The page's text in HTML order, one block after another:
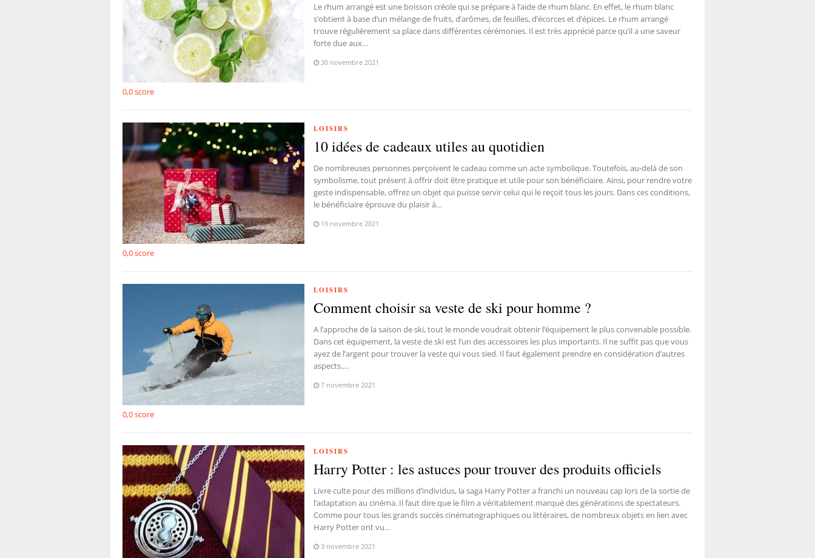
0,0score
Le rhum arrangé est une boisson créole qui se prépare à l’aide de rhum blanc. En effet, le rhum blanc
s’obtient à base d’un mélange de fruits, d’arômes, de feuilles, d’écorces et d’épices. Le rhum arrangé
trouve régulièrement sa place dans différentes cérémonies. Il est très apprécié parce qu’il a une saveur
forte due aux…
30 novembre 2021
0,0score
LOISIRS
10 idées de cadeaux utiles au quotidien
De nombreuses personnes perçoivent le cadeau comme un acte symbolique. Toutefois, au-delà de son
symbolisme, tout présent à offrir doit être pratique et utile pour son bénéficiaire. Ainsi, pour rendre votre
geste indispensable, offrez un objet qui puisse servir celui qui le reçoit tous les jours. Dans ces conditions,
le bénéficiaire éprouve du plaisir à…
19 novembre 2021
0,0score
LOISIRS
Comment choisir sa veste de ski pour homme ?
A l’approche de la saison de ski, tout le monde voudrait obtenir l’équipement le plus convenable possible.
Dans cet équipement, la veste de ski est l’un des accessoires les plus importants. Il ne suffit pas que vous
ayez de l’argent pour trouver la veste qui vous sied. Il faut également prendre en considération d’autres
aspects.…
7 novembre 2021
LOISIRS
Harry Potter : les astuces pour trouver des produits officiels
Livre culte pour des millions d’individus, la saga Harry Potter a franchi un nouveau cap lors de la sortie de
l’adaptation au cinéma. Il faut dire que le film a véritablement marqué des générations de spectateurs.
Comme pour tous les grands succès cinématographiques ou littéraires, de nombreux objets en lien avec
Harry Potter ont vu…
3 novembre 2021